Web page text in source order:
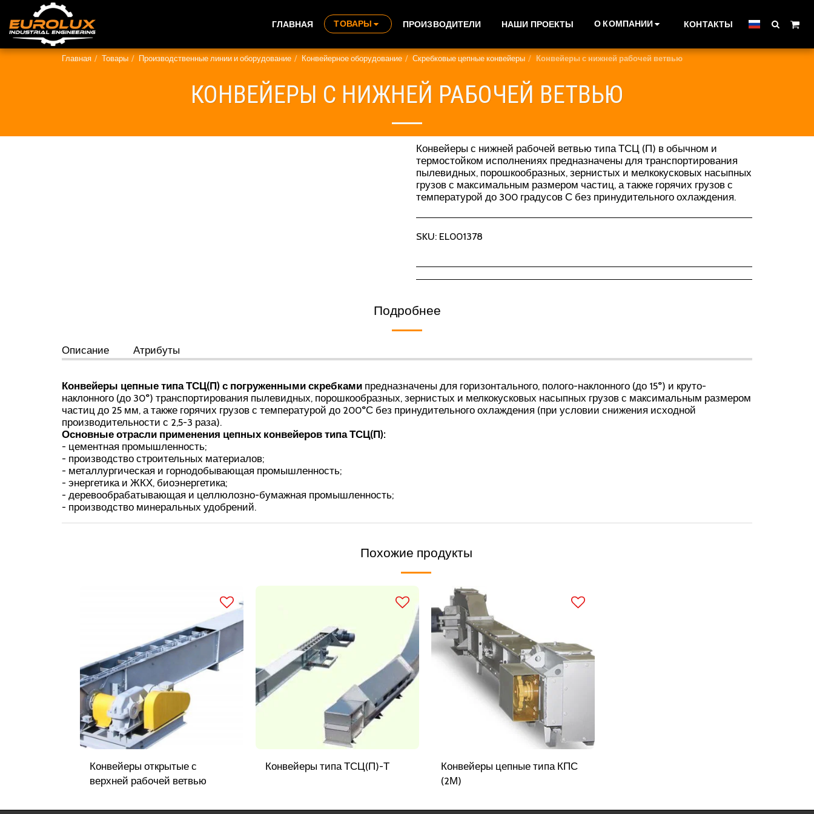
ГЛАВНАЯ ТОВАРЫ ПРОИЗВОДИТЕЛИ НАШИ ПРОЕКТЫ О КОМПАНИИ КОНТАКТЫ
Главная Товары Производственные линии и оборудование Конвейерное оборудование Скребковые цепные конвейеры Конвейеры с нижней рабочей ветвью
КОНВЕЙЕРЫ С НИЖНЕЙ РАБОЧЕЙ ВЕТВЬЮ
Конвейеры с нижней рабочей ветвью типа ТСЦ (П) в обычном и
термостойком исполнениях предназначены для транспортирования
пылевидных, порошкообразных, зернистых и мелкокусковых насыпных
грузов с максимальным размером частиц, а также горячих грузов с
температурой до 300 градусов С без принудительного охлаждения.
SKU: EL001378
Подробнее
Описание Атрибуты
Конвейеры цепные типа ТСЦ(П) с погруженными скребками предназначены для горизонтального, полого-наклонного (до 15°) и круто-
наклонного (до 30°) транспортирования пылевидных, порошкообразных, зернистых и мелкокусковых насыпных грузов с максимальным размером
частиц до 25 мм, а также горячих грузов с температурой до 200°С без принудительного охлаждения (при условии снижения исходной
производительности с 2,5-3 раза).
Основные отрасли применения цепных конвейеров типа ТСЦ(П):
- цементная промышленность;
- производство строительных материалов;
- металлургическая и горнодобывающая промышленность;
- энергетика и ЖКХ, биоэнергетика;
- деревообрабатывающая и целлюлозно-бумажная промышленность;
- производство минеральных удобрений.
Похожие продукты
Конвейеры открытые с
верхней рабочей ветвью
Конвейеры типа ТСЦ(П)-Т
Конвейеры цепные типа КПС
(2М)